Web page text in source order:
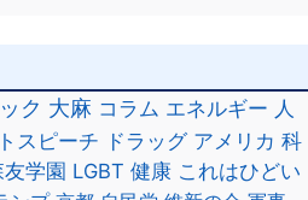
ク 大麻 コラム エネルギー 人
スピーチ ドラッグ アメリカ 科
友学園 LGBT 健康 これはひどい